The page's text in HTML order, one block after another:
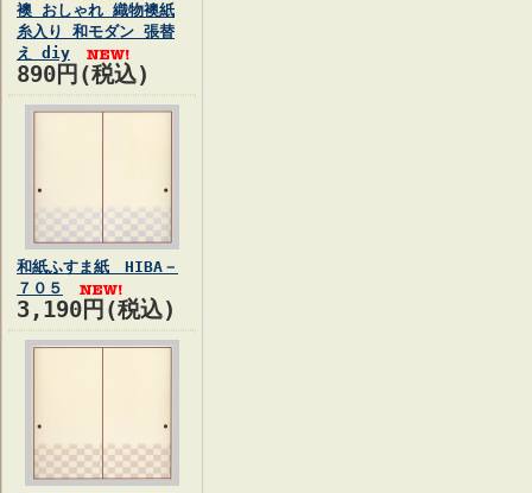
襖 おしゃれ 織物襖紙
糸入り 和モダン 張替
え diy
890円(税込)
和紙ふすま紙 HIBA－
７０５
3,190円(税込)